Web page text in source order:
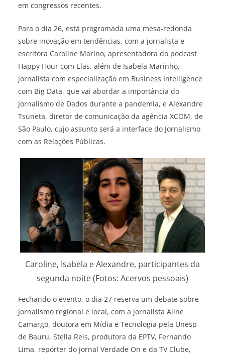
em congressos recentes.
Para o dia 26, está programada uma mesa-redonda
sobre inovação em tendências, com a jornalista e
escritora Caroline Marino, apresentadora do podcast
Happy Hour com Elas, além de Isabela Marinho,
jornalista com especialização em Business Intelligence
com Big Data, que vai abordar a importância do
Jornalismo de Dados durante a pandemia, e Alexandre
Tsuneta, diretor de comunicação da agência XCOM, de
São Paulo, cujo assunto será a interface do Jornalismo
com as Relações Públicas.
Caroline, Isabela e Alexandre, participantes da
segunda noite (Fotos: Acervos pessoais)
Fechando o evento, o dia 27 reserva um debate sobre
Jornalismo regional e local, com a jornalista Aline
Camargo, doutora em Mídia e Tecnologia pela Unesp
de Bauru, Stella Reis, produtora da EPTV, Fernando
Lima, repórter do jornal Verdade On e da TV Clube,